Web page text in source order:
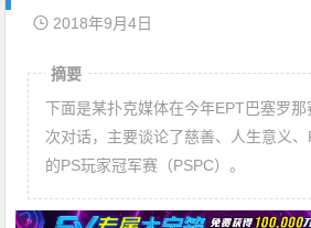
2018年9月4日
摘要
下面是某扑克媒体在今年EPT巴塞罗
次对话，主要谈论了慈善、人生意义
的PS玩家冠军赛（PSPC）。